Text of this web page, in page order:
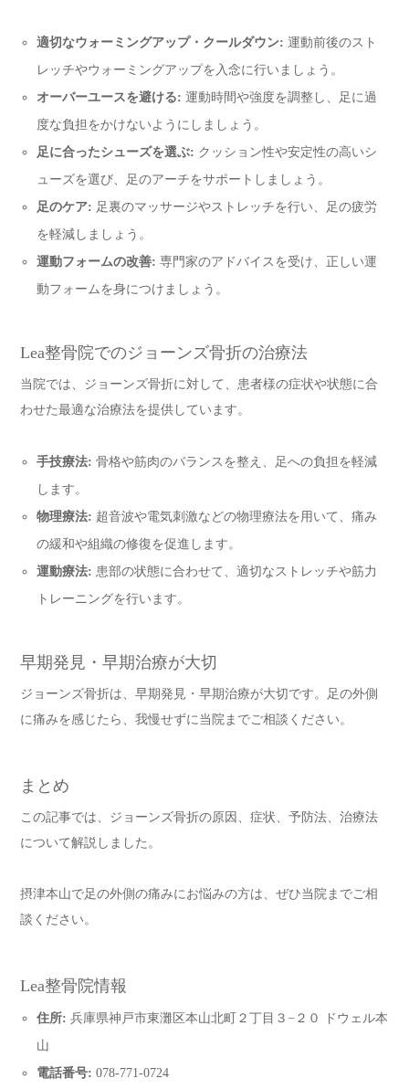
適切なウォーミングアップ・クールダウン: 運動前後のスト
レッチやウォーミングアップを入念に行いましょう。
オーバーユースを避ける: 運動時間や強度を調整し、足に過
度な負担をかけないようにしましょう。
足に合ったシューズを選ぶ: クッション性や安定性の高いシ
ューズを選び、足のアーチをサポートしましょう。
足のケア: 足裏のマッサージやストレッチを行い、足の疲労
を軽減しましょう。
運動フォームの改善: 専門家のアドバイスを受け、正しい運
動フォームを身につけましょう。
Lea整骨院でのジョーンズ骨折の治療法
当院では、ジョーンズ骨折に対して、患者様の症状や状態に合
わせた最適な治療法を提供しています。
手技療法: 骨格や筋肉のバランスを整え、足への負担を軽減
します。
物理療法: 超音波や電気刺激などの物理療法を用いて、痛み
の緩和や組織の修復を促進します。
運動療法: 患部の状態に合わせて、適切なストレッチや筋力
トレーニングを行います。
早期発見・早期治療が大切
ジョーンズ骨折は、早期発見・早期治療が大切です。足の外側
に痛みを感じたら、我慢せずに当院までご相談ください。
まとめ
この記事では、ジョーンズ骨折の原因、症状、予防法、治療法
について解説しました。
摂津本山で足の外側の痛みにお悩みの方は、ぜひ当院までご相
談ください。
Lea整骨院情報
住所: 兵庫県神戸市東灘区本山北町２丁目３−２０ ドウェル本
山
電話番号: 078-771-0724